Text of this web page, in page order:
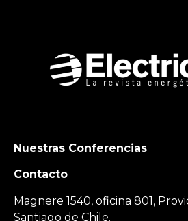
Nuestras Conferencias
Contacto
Magnere 1540, oficina 801,
Santiago de Chile.